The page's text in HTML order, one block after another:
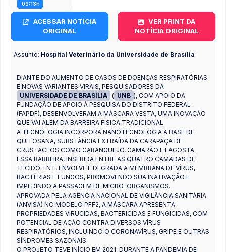
09:13h
ACESSAR NOTÍCIA
ORIGINAL
VER PRINT DA
NOTÍCIA ORIGINAL
Assunto: Hospital Veterinário da Universidade de Brasília
DIANTE DO AUMENTO DE CASOS DE DOENÇAS RESPIRATÓRIAS
E NOVAS VARIANTES VIRAIS, PESQUISADORES DA
UNIVERSIDADE DE BRASÍLIA ( UNB ), COM APOIO DA
FUNDAÇÃO DE APOIO À PESQUISA DO DISTRITO FEDERAL
(FAPDF), DESENVOLVERAM A MÁSCARA VESTA, UMA INOVAÇÃO
QUE VAI ALÉM DA BARREIRA FÍSICA TRADICIONAL.
A TECNOLOGIA INCORPORA NANOTECNOLOGIA À BASE DE
QUITOSANA, SUBSTÂNCIA EXTRAÍDA DA CARAPAÇA DE
CRUSTÁCEOS COMO CARANGUEJO, CAMARÃO E LAGOSTA.
ESSA BARREIRA, INSERIDA ENTRE AS QUATRO CAMADAS DE
TECIDO TNT, ENVOLVE E DEGRADA A MEMBRANA DE VÍRUS,
BACTÉRIAS E FUNGOS, PROMOVENDO SUA INATIVAÇÃO E
IMPEDINDO A PASSAGEM DE MICRO-ORGANISMOS.
APROVADA PELA AGÊNCIA NACIONAL DE VIGILÂNCIA SANITÁRIA
(ANVISA) NO MODELO PFF2, A MÁSCARA APRESENTA
PROPRIEDADES VIRUCIDAS, BACTERICIDAS E FUNGICIDAS, COM
POTENCIAL DE AÇÃO CONTRA DIVERSOS VÍRUS
RESPIRATÓRIOS, INCLUINDO O CORONAVÍRUS, GRIPE E OUTRAS
SÍNDROMES SAZONAIS.
O PROJETO TEVE INÍCIO EM 2021, DURANTE A PANDEMIA DE